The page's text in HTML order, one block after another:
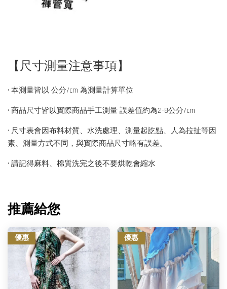
【尺寸測量注意事項】
• 本測量皆以 公分/cm 為測量計算單位
• 商品尺寸皆以實際商品手工測量 誤差值約為2-8公分/cm
• 尺寸表會因布料材質、水洗處理、測量起訖點、人為拉扯等因
素、測量方式不同，與實際商品尺寸略有誤差。
• 請記得麻料、棉質洗完之後不要烘乾會縮水
推薦給您
優惠 優惠